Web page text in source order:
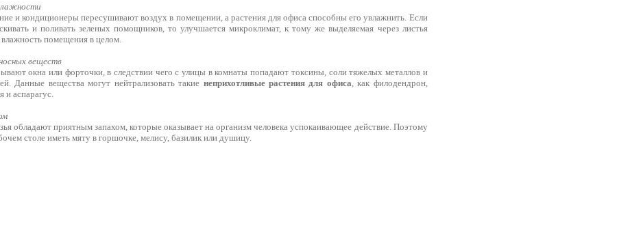
и кондиционеры пересушивают воздух в помещении, а растения для офиса способны его увлажнить. Если
и поливать зеленых помощников, то улучшается микроклимат, к тому же выделяемая через листья
помещения в целом.
веществ
окна или форточки, в следствии чего с улицы в комнаты попадают токсины, соли тяжелых металлов и
Данные вещества могут нейтрализовать такие неприхотливые растения для офиса , как филодендрон,
аспарагус.
обладают приятным запахом, которые оказывает на организм человека успокаивающее действие. Поэтому
столе иметь мяту в горшочке, мелису, базилик или душицу.